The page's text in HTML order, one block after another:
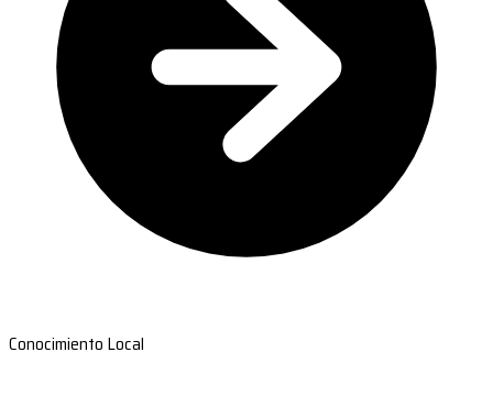
Conocimiento Local